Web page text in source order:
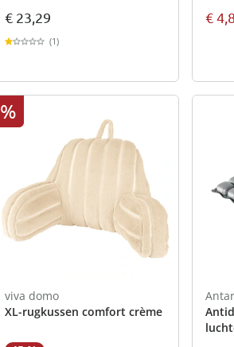
€ 23,29
(1)
€
%
viva domo
XL-rugkussen comfort crème
Antar